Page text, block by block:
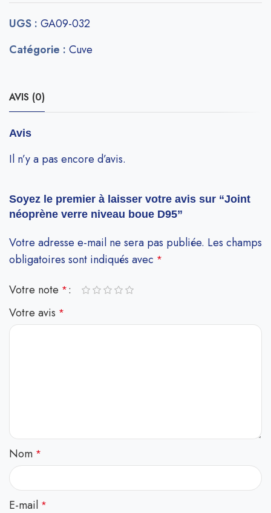
UGS : GA09-032
Catégorie : Cuve
AVIS (0)
Avis
Il n’y a pas encore d’avis.
Soyez le premier à laisser votre avis sur “Joint
néoprène verre niveau boue D95”
Votre adresse e-mail ne sera pas publiée. Les champs
obligatoires sont indiqués avec *
Votre note *
Votre avis *
Nom *
E-mail *